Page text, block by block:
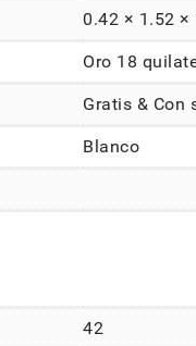
0.42 × 1.52 ×
Oro 18
Gratis & Con
Blanco
42